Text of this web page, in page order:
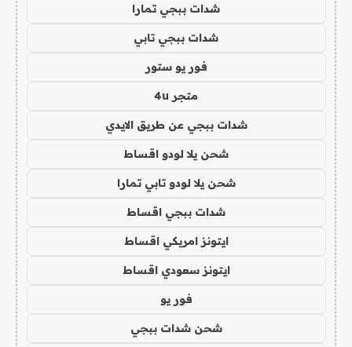
شدات ببجي تمارا
شدات ببجي تابي
فور يو ستور
متجر 4u
شدات ببجي عن طريق الايدي
شحن يلا لودو اقساط
شحن يلا لودو تابي تمارا
شدات ببجي اقساط
ايتونز امريكي اقساط
ايتونز سعودي اقساط
فور يو
شحن شدات ببجي